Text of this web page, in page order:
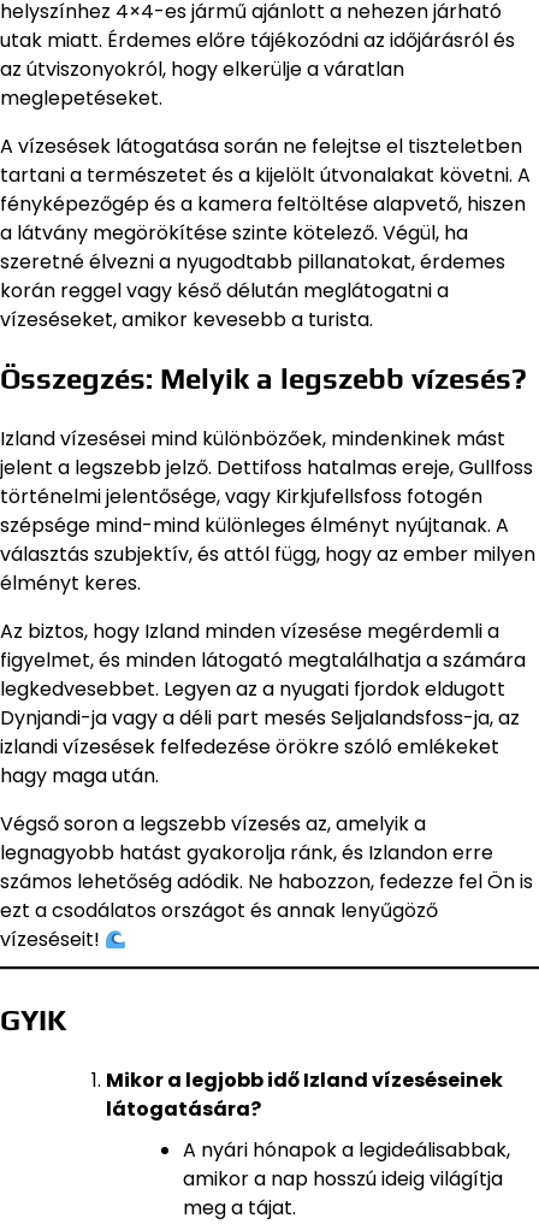
helyszínhez 4×4-es jármű ajánlott a nehezen járható
utak miatt. Érdemes előre tájékozódni az időjárásról és
az útviszonyokról, hogy elkerülje a váratlan
meglepetéseket.
A vízesések látogatása során ne felejtse el tiszteletben
tartani a természetet és a kijelölt útvonalakat követni. A
fényképezőgép és a kamera feltöltése alapvető, hiszen
a látvány megörökítése szinte kötelező. Végül, ha
szeretné élvezni a nyugodtabb pillanatokat, érdemes
korán reggel vagy késő délután meglátogatni a
vízeséseket, amikor kevesebb a turista.
Összegzés: Melyik a legszebb vízesés?
Izland vízesései mind különbözőek, mindenkinek mást
jelent a legszebb jelző. Dettifoss hatalmas ereje, Gullfoss
történelmi jelentősége, vagy Kirkjufellsfoss fotogén
szépsége mind-mind különleges élményt nyújtanak. A
választás szubjektív, és attól függ, hogy az ember milyen
élményt keres.
Az biztos, hogy Izland minden vízesése megérdemli a
figyelmet, és minden látogató megtalálhatja a számára
legkedvesebbet. Legyen az a nyugati fjordok eldugott
Dynjandi-ja vagy a déli part mesés Seljalandsfoss-ja, az
izlandi vízesések felfedezése örökre szóló emlékeket
hagy maga után.
Végső soron a legszebb vízesés az, amelyik a
legnagyobb hatást gyakorolja ránk, és Izlandon erre
számos lehetőség adódik. Ne habozzon, fedezze fel Ön is
ezt a csodálatos országot és annak lenyűgöző
vízeséseit!
GYIK
Mikor a legjobb idő Izland vízeséseinek
látogatására?
A nyári hónapok a legideálisabbak,
amikor a nap hosszú ideig világítja
meg a tájat.